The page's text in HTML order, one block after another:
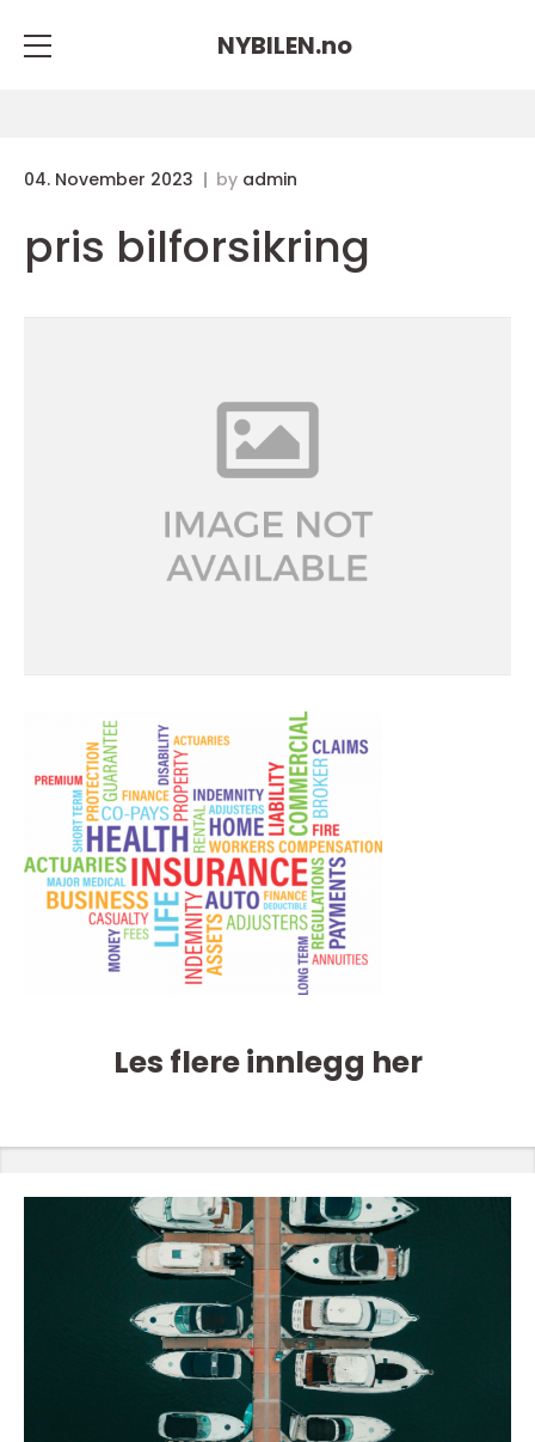
NYBILEN.no
04. November 2023 by admin
pris bilforsikring
Les flere innlegg her